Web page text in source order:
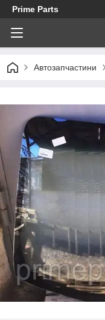
Prime Parts
Автозапчастини